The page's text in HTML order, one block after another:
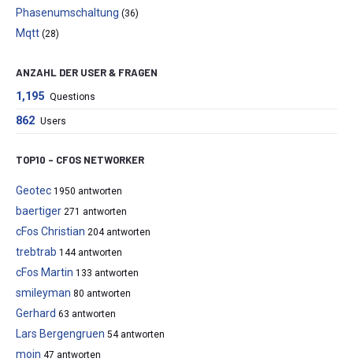
Phasenumschaltung (36)
Mqtt (28)
ANZAHL DER USER & FRAGEN
1,195 Questions
862 Users
TOP10 – CFOS NETWORKER
Geotec 1950 antworten
baertiger 271 antworten
cFos Christian 204 antworten
trebtrab 144 antworten
cFos Martin 133 antworten
smileyman 80 antworten
Gerhard 63 antworten
Lars Bergengruen 54 antworten
moin 47 antworten